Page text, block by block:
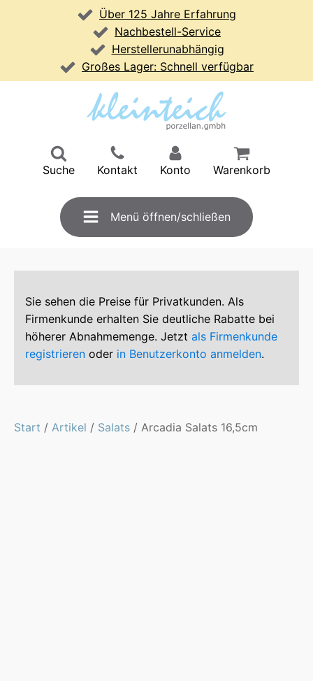
Über 125 Jahre Erfahrung
Nachbestell-Service
Herstellerunabhängig
Großes Lager: Schnell verfügbar
Suche Kontakt Konto Warenkorb
Menü öffnen/schließen
Sie sehen die Preise für Privatkunden. Als
Firmenkunde erhalten Sie deutliche Rabatte bei
höherer Abnahmemenge. Jetzt als Firmenkunde
registrieren oder in Benutzerkonto anmelden.
Start / Artikel / Salats / Arcadia Salats 16,5cm